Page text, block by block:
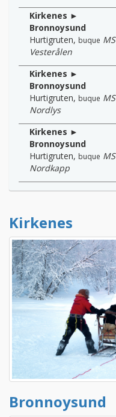
Kirkenes ►
Bronnoysund
Hurtigruten, buque MS
Vesterålen
Kirkenes ►
Bronnoysund
Hurtigruten, buque MS
Nordlys
Kirkenes ►
Bronnoysund
Hurtigruten, buque MS
Nordkapp
Kirkenes
Bronnoysund